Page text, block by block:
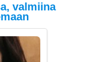
valmiina